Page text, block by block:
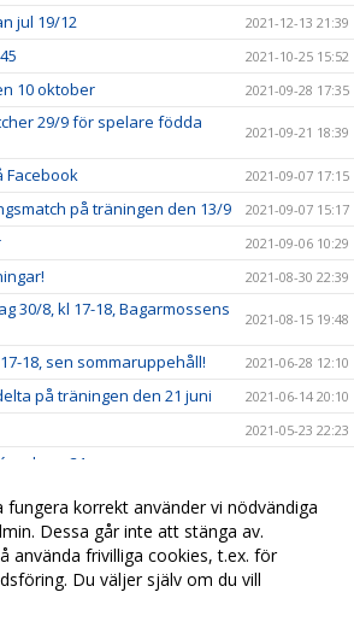
jul 19/12 2021-12-13 21:39
2021-10-25 15:52
10 oktober 2021-09-28 17:35
29/9 för spelare födda
2021-09-21 18:39
Facebook 2021-09-07 17:15
på träningen den 13/9 2021-09-07 15:17
2021-09-06 10:29
2021-08-30 22:39
30/8, kl 17-18, Bagarmossens
2021-08-15 19:48
18, sen sommaruppehåll! 2021-06-28 12:10
på träningen den 21 juni 2021-06-14 20:10
2021-05-23 22:23
v.31
Pär Holmberg 2021-04-21 22:58
i laget? 2021-04-06 17:22
17-18, Bagarmossens bollplan 2021-04-05 13:10
fungera korrekt använder vi nödvändiga
Dessa går inte att stänga av.
använda frivilliga cookies, t.ex. för
Du väljer själv om du vill